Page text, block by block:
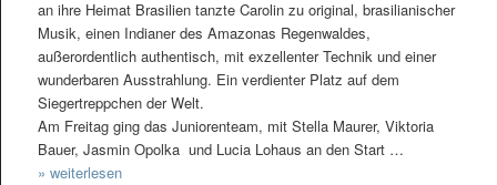
an ihre Heimat Brasilien tanzte Carolin zu original, brasilianischer
Musik, einen Indianer des Amazonas Regenwaldes,
außerordentlich authentisch, mit exzellenter Technik und einer
wunderbaren Ausstrahlung. Ein verdienter Platz auf dem
Siegertreppchen der Welt.
Am Freitag ging das Juniorenteam, mit Stella Maurer, Viktoria
Bauer, Jasmin Opolka und Lucia Lohaus an den Start …
» weiterlesen